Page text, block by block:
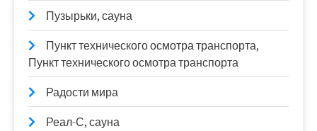
Пузырьки, сауна
Пункт технического осмотра транспорта,
Пункт технического осмотра транспорта
Радости мира
Реал-С, сауна